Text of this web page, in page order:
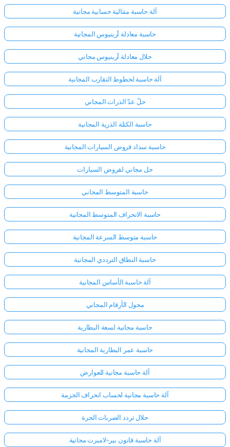
آلة حاسبة متتالية حسابية مجانية
حاسبة معادلة أرينيوس المجانية
حلال معادلة أرينيوس مجاني
آلة حاسبة لخطوط التقارب المجانية
حلّ عدّ الذرات المجاني
حاسبة الكتلة الذرية المجانية
حاسبة سداد قروض السيارات المجانية
حل مجاني لقروض السيارات
حاسبة المتوسط المجاني
حاسبة الانحراف المتوسط المجانية
حاسبة متوسط السرعة المجانية
حاسبة النطاق الترددي المجانية
آلة حاسبة الأساس المجانية
محول الأرقام المجاني
حاسبة مجانية لسعة البطارية
حاسبة عمر البطارية المجانية
آلة حاسبة مجانية للعوارض
آلة حاسبة مجانية لحساب انحراف الحزمة
حلال تردد الضربات الحرة
آلة حاسبة قانون بير-لامبرت مجانية